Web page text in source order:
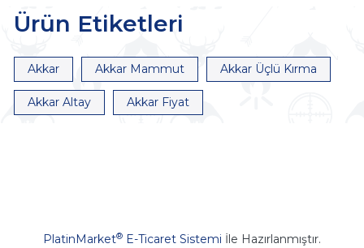
Ürün Etiketleri
Akkar Akkar Mammut Akkar Üçlü Kırma
Akkar Altay Akkar Fiyat
PlatinMarket® E-Ticaret Sistemi İle Hazırlanmıştır.